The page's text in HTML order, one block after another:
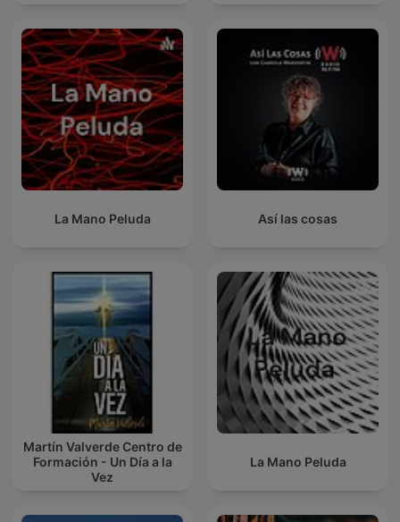
La Mano Peluda Así las cosas
Martín Valverde Centro de
Formación - Un Día a la
Vez
La Mano Peluda